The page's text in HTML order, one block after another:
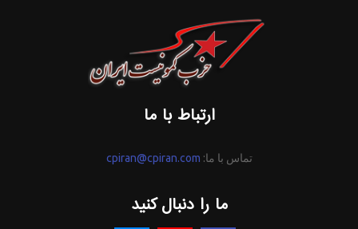
ارتباط با ما
تماس با ما: cpiran@cpiran.com
ما را دنبال کنید